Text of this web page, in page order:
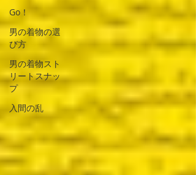
Go！
男の着物の選
び方
男の着物スト
リートスナッ
プ
入間の乱